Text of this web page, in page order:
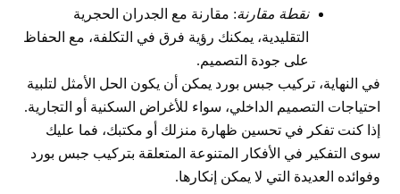
نقطة مقارنة: مقارنة مع الجدران الحجرية
التقليدية، يمكنك رؤية فرق في التكلفة، مع الحفاظ
على جودة التصميم.
في النهاية، تركيب جبس بورد يمكن أن يكون الحل الأمثل لتلبية
احتياجات التصميم الداخلي، سواء للأغراض السكنية أو التجارية.
إذا كنت تفكر في تحسين ظهارة منزلك أو مكتبك، فما عليك
سوى التفكير في الأفكار المتنوعة المتعلقة بتركيب جبس بورد
وفوائده العديدة التي لا يمكن إنكارها.